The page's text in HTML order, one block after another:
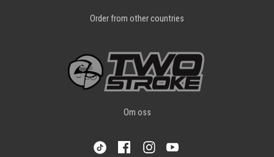
Order from other countries
Om oss